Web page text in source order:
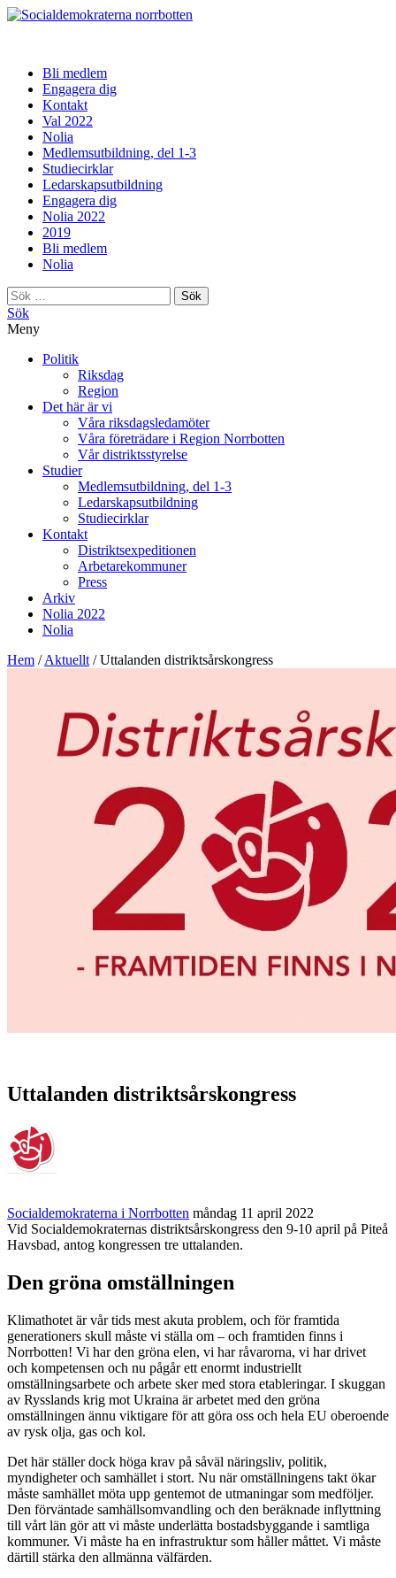
norrbotten
Bli medlem
Engagera dig
Kontakt
Val 2022
Nolia
Medlemsutbildning, del 1-3
Studiecirklar
Ledarskapsutbildning
Engagera dig
Nolia 2022
2019
Bli medlem
Nolia
Sök
efter:
Sök
Meny
Politik
Riksdag
Region
Det här är vi
Våra riksdagsledamöter
Våra företrädare i Region Norrbotten
Vår distriktsstyrelse
Studier
Medlemsutbildning, del 1-3
Ledarskapsutbildning
Studiecirklar
Kontakt
Distriktsexpeditionen
Arbetarekommuner
Press
Arkiv
Nolia 2022
Nolia
Hem /Aktuellt /Uttalanden distriktsårskongress
Uttalanden distriktsårskongress
Socialdemokraterna i Norrbotten måndag 11 april 2022
Vid Socialdemokraternas distriktsårskongress den 9-10 april på Piteå
Havsbad, antog kongressen tre uttalanden.
Den gröna omställningen
Klimathotet är vår tids mest akuta problem, och för framtida
generationers skull måste vi ställa om – och framtiden finns i
Norrbotten! Vi har den gröna elen, vi har råvarorna, vi har drivet
och kompetensen och nu pågår ett enormt industriellt
omställningsarbete och arbete sker med stora etableringar. I skuggan
av Rysslands krig mot Ukraina är arbetet med den gröna
omställningen ännu viktigare för att göra oss och hela EU oberoende
av rysk olja, gas och kol.
Det här ställer dock höga krav på såväl näringsliv, politik,
myndigheter och samhället i stort. Nu när omställningens takt ökar
måste samhället möta upp gentemot de utmaningar som medföljer.
Den förväntade samhällsomvandling och den beräknade inflyttning
till vårt län gör att vi måste underlätta bostadsbyggande i samtliga
kommuner. Vi måste ha en infrastruktur som håller måttet. Vi måste
därtill stärka den allmänna välfärden.